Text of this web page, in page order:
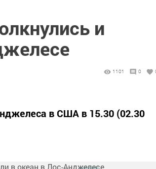
и
1101 0
в США в 15.30 (02.30